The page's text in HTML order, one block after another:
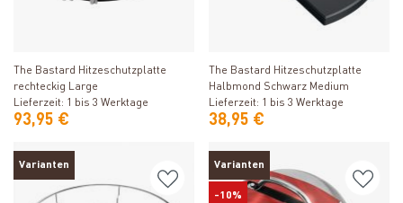
The Bastard Hitzeschutzplatte
rechteckig Large
Lieferzeit: 1 bis 3 Werktage
93,95 €
The Bastard Hitzeschutzplatte
Halbmond Schwarz Medium
Lieferzeit: 1 bis 3 Werktage
38,95 €
Varianten Varianten
-10%